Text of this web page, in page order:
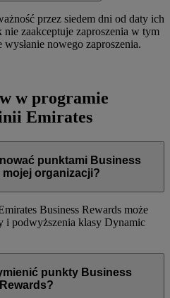
przez siedem dni od daty ich
nie zaakceptuje zaproszenia w tym
nowego zaproszenia.
w programie
Emirates
punktami Business
mojej organizacji?
Business Rewards może
i podwyższenia klasy Dynamic
punkty Business
Rewards?